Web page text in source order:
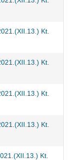
Kt.
Kt.
Kt.
Kt.
Kt.